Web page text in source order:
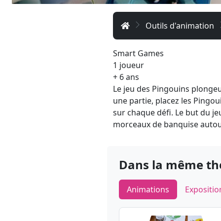
AccueilOutils d'animation
Smart Games
1 joueur
+ 6 ans
Le jeu des Pingouins
une partie, placez les
sur chaque défi. Le but du
morceaux de banquise
Dans la même
Animations